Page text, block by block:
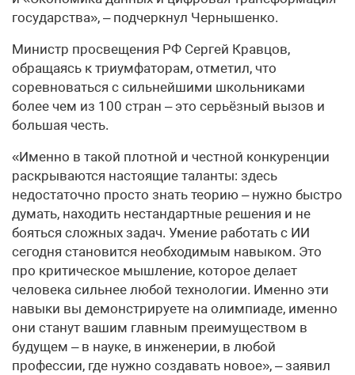
государства», – подчеркнул Чернышенко.
Министр просвещения РФ Сергей Кравцов,
обращаясь к триумфаторам, отметил, что
соревноваться с сильнейшими школьниками
более чем из 100 стран – это серьёзный вызов и
большая честь.
«Именно в такой плотной и честной конкуренции
раскрываются настоящие таланты: здесь
недостаточно просто знать теорию – нужно быстро
думать, находить нестандартные решения и не
бояться сложных задач. Умение работать с ИИ
сегодня становится необходимым навыком. Это
про критическое мышление, которое делает
человека сильнее любой технологии. Именно эти
навыки вы демонстрируете на олимпиаде, именно
они станут вашим главным преимуществом в
будущем – в науке, в инженерии, в любой
профессии, где нужно создавать новое», – заявил